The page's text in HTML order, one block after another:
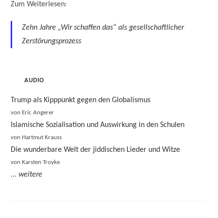
Zum Weiterlesen:
Zehn Jahre „Wir schaffen das“ als gesellschaftlicher
Zerstörungsprozess
AUDIO
Trump als Kipppunkt gegen den Globalismus
von Eric Angerer
Islamische Sozialisation und Auswirkung in den Schulen
von Hartmut Krauss
Die wunderbare Welt der jiddischen Lieder und Witze
von Karsten Troyke
...weitere